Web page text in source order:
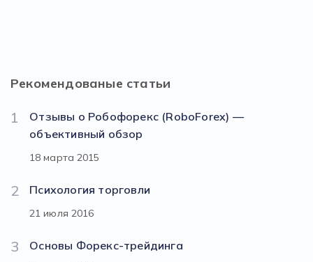
Рекомендованые статьи
1
Отзывы о Робофорекс (RoboForex) —
объективный обзор
18 марта 2015
2 Психология торговли
21 июля 2016
3 Основы Форекс-трейдинга